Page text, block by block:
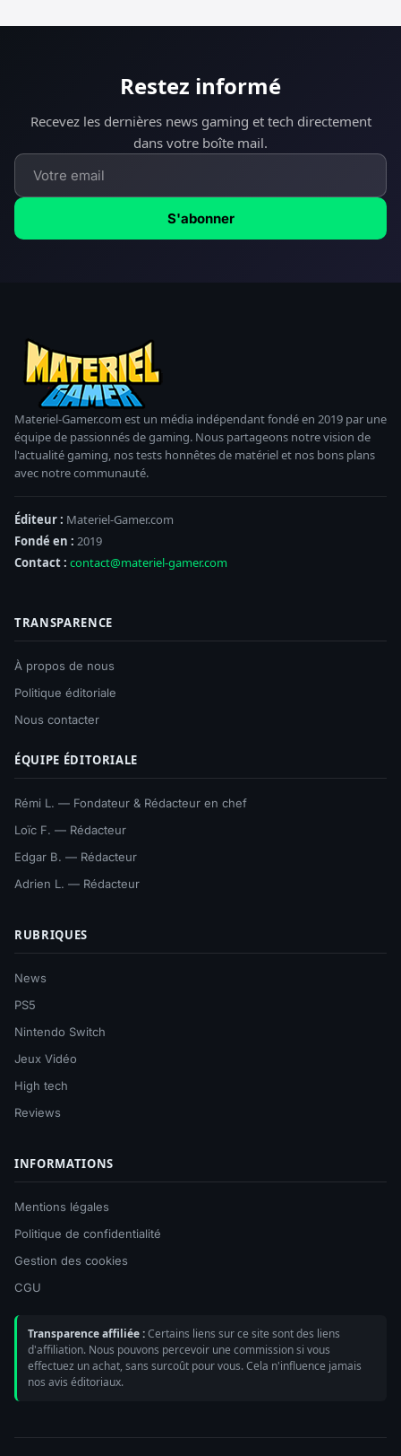
Restez informé
Recevez les dernières news gaming et tech directement
dans votre boîte mail.
S'abonner
Materiel-Gamer.com est un média indépendant fondé en 2019 par une
équipe de passionnés de gaming. Nous partageons notre vision de
l'actualité gaming, nos tests honnêtes de matériel et nos bons plans
avec notre communauté.
Éditeur : Materiel-Gamer.com
Fondé en : 2019
Contact : contact@materiel-gamer.com
TRANSPARENCE
À propos de nous
Politique éditoriale
Nous contacter
ÉQUIPE ÉDITORIALE
Rémi L. — Fondateur & Rédacteur en chef
Loïc F. — Rédacteur
Edgar B. — Rédacteur
Adrien L. — Rédacteur
RUBRIQUES
News
PS5
Nintendo Switch
Jeux Vidéo
High tech
Reviews
INFORMATIONS
Mentions légales
Politique de confidentialité
Gestion des cookies
CGU
Transparence affiliée :Certains liens sur ce site sont des liens
d'affiliation. Nous pouvons percevoir une commission si vous
effectuez un achat, sans surcoût pour vous. Cela n'influence jamais
nos avis éditoriaux.